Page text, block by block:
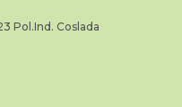
Pol.Ind. Coslada